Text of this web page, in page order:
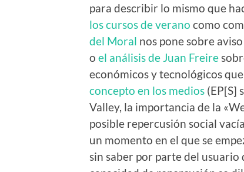
para describir lo mismo que
los cursos de verano como
del Moral nos pone sobre
o el análisis de Juan Freire
económicos y tecnológicos
concepto en los medios (EP[S]
Valley, la importancia de la
posible repercusión social
un momento en el que se
sin saber por parte del usuario